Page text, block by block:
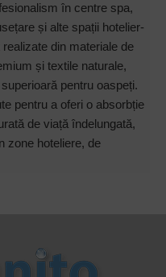
în centre spa,
și alte spații hotelier-
din materiale de
și textile naturale,
pentru oaspeți.
pentru a oferi o absorbție
de viață îndelungată,
zone hoteliere, de